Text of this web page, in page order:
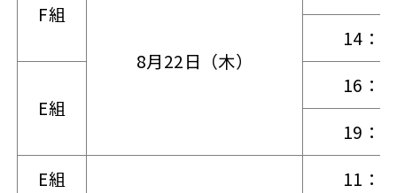
F組
8月22日（木）
14：
E組
16：
19：
E組
11：